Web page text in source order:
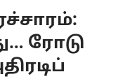
ரோடு